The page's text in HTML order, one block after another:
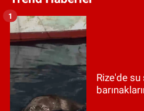
Rize'de su
1